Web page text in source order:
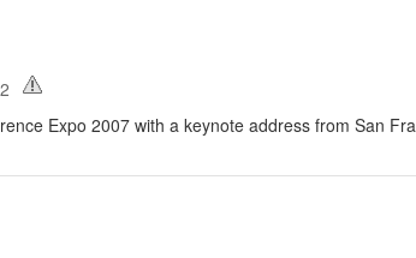
Expo 2007 with a keynote address from San